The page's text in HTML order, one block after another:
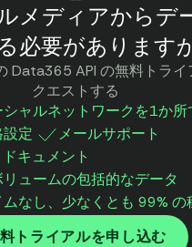
メディアからデ
必要があります
Data365 API の無料トライ
クエストする
ャルネットワークを1か所
定
メールサポート
キュメント
ュームの包括的なデータ
ムなし、少なくとも 99% の
トライアルを申し込む